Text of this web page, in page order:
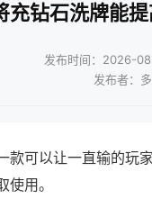
充钻石洗牌能
发布时间：2026-
发布者：
款可以让一直输的玩
用。